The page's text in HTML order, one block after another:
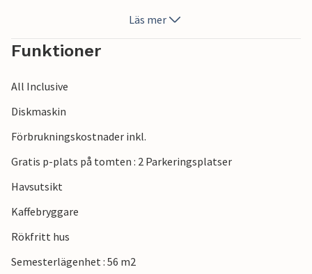
stränderna längs kusten eller besök ön Kosljun. Smaka på
det rika gastronomiska utbudet och besök de omgivande
vingårdarna.
Läs mer
Funktioner
All Inclusive
Diskmaskin
Förbrukningskostnader inkl.
Gratis p-plats på tomten : 2 Parkeringsplatser
Havsutsikt
Kaffebryggare
Rökfritt hus
Semesterlägenhet : 56 m2